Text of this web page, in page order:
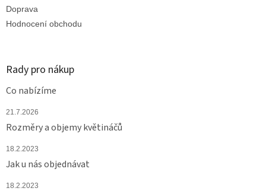
Doprava
Hodnocení obchodu
Rady pro nákup
Co nabízíme
21.7.2026
Rozměry a objemy květináčů
18.2.2023
Jak u nás objednávat
18.2.2023